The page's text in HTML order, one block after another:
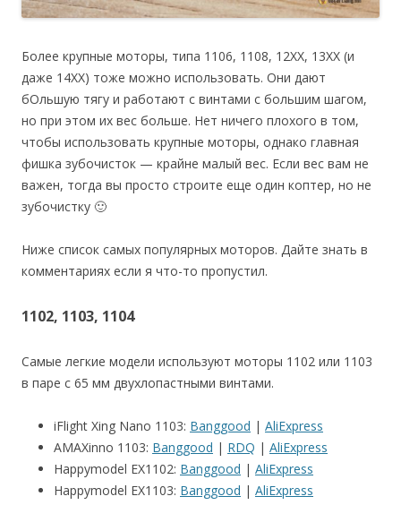
Более крупные моторы, типа 1106, 1108, 12XX, 13XX (и
даже 14XX) тоже можно использовать. Они дают
бОльшую тягу и работают с винтами с большим шагом,
но при этом их вес больше. Нет ничего плохого в том,
чтобы использовать крупные моторы, однако главная
фишка зубочисток — крайне малый вес. Если вес вам не
важен, тогда вы просто строите еще один коптер, но не
зубочистку 🙂
Ниже список самых популярных моторов. Дайте знать в
комментариях если я что-то пропустил.
1102, 1103, 1104
Самые легкие модели используют моторы 1102 или 1103
в паре с 65 мм двухлопастными винтами.
iFlight Xing Nano 1103: Banggood | AliExpress
AMAXinno 1103: Banggood | RDQ | AliExpress
Happymodel EX1102: Banggood | AliExpress
Happymodel EX1103: Banggood | AliExpress